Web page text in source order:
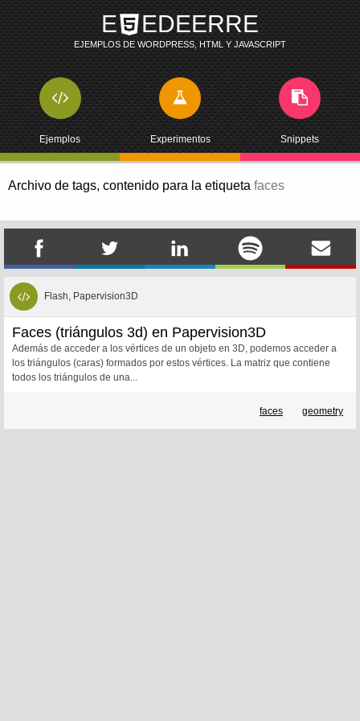
E EDEERRE
EJEMPLOS DE WORDPRESS, HTML Y JAVASCRIPT
Ejemplos Experimentos Snippets
Archivo de tags, contenido para la etiqueta faces
Flash, Papervision3D
Faces (triángulos 3d) en Papervision3D
Además de acceder a los vértices de un objeto en 3D, podemos acceder a
los triángulos (caras) formados por estos vértices. La matriz que contiene
todos los triángulos de una...
faces geometry